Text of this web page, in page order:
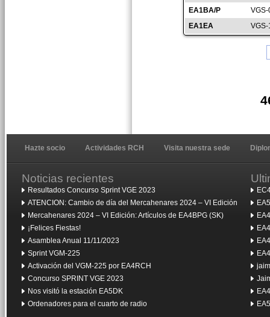
EA1BA/P
EA1EA
Hazte socio Actividades RCH Visita nuestra sede
Noticias recientes
Resultados Concurso Sprint VGE 2023
ATENCION: Cambio de día del Mercahenares 2024 – VI Edición
Mercahenares 2024 – VI Edición: Artículos de EA4BPG (SK)
¡Felices Fiestas!
Asamblea Anual 11/11/2023
Sprint VGM-225
Activación del VGM-225 por EA4RCH
Concurso SPRINT VGE 2023
Nos visitó la estación EA5DK
Ordenadores para el cuarto de radio